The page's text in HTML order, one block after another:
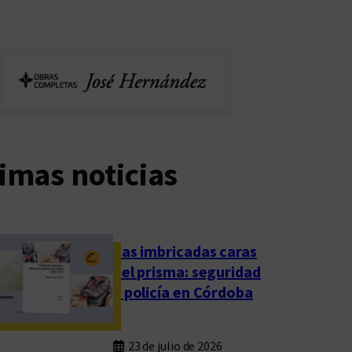
noticias
Las imbricadas caras
del prisma: seguridad
y policía en Córdoba
23 de julio de 2026